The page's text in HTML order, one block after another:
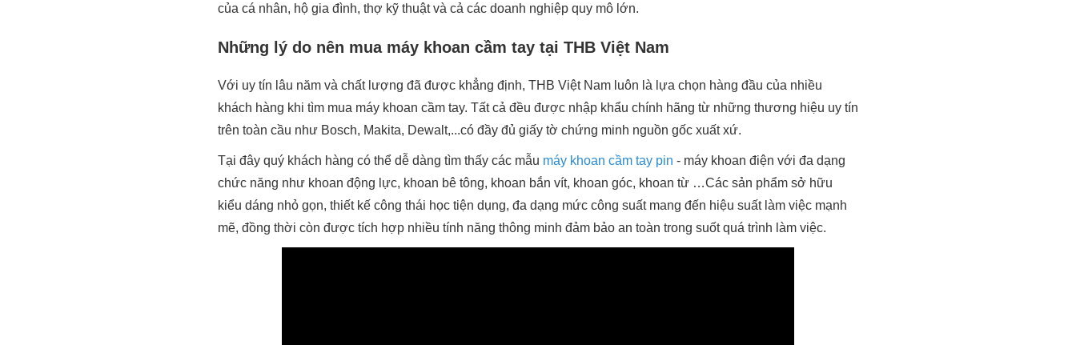
của cá nhân, hộ gia đình, thợ kỹ thuật và cả các doanh nghiệp quy mô lớn.
Những lý do nên mua máy khoan cầm tay tại THB Việt Nam
Với uy tín lâu năm và chất lượng đã được khẳng định, THB Việt Nam luôn là lựa chọn hàng đầu của nhiều
khách hàng khi tìm mua máy khoan cầm tay. Tất cả đều được nhập khẩu chính hãng từ những thương hiệu uy tín
trên toàn cầu như Bosch, Makita, Dewalt,...có đầy đủ giấy tờ chứng minh nguồn gốc xuất xứ.
Tại đây quý khách hàng có thể dễ dàng tìm thấy các mẫu máy khoan cầm tay pin - máy khoan điện với đa dạng
chức năng như khoan động lực, khoan bê tông, khoan bắn vít, khoan góc, khoan từ …Các sản phẩm sở hữu
kiểu dáng nhỏ gọn, thiết kế công thái học tiện dụng, đa dạng mức công suất mang đến hiệu suất làm việc mạnh
mẽ, đồng thời còn được tích hợp nhiều tính năng thông minh đảm bảo an toàn trong suốt quá trình làm việc.